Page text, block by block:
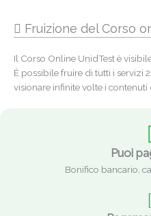
Fruizione del Corso
Il Corso Online UnidTest è
È possibile fruire di tutti i servizi
visionare infinite volte i
Puoi
Bonifico bancario,
promozionali e
Titolare del